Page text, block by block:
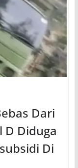
Dari
D Diduga
Di